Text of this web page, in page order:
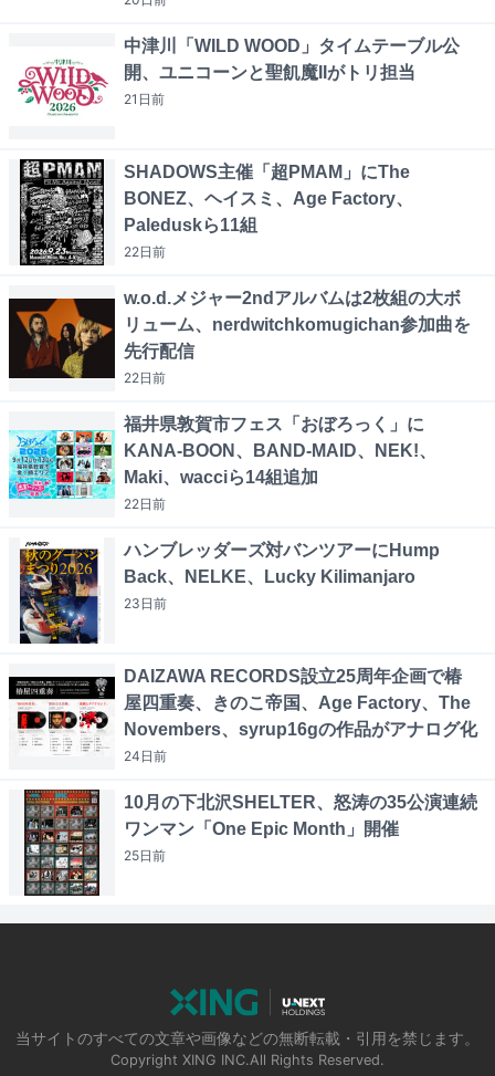
中津川「WILD WOOD」タイムテーブル公
開、ユニコーンと聖飢魔IIがトリ担当
21日前
SHADOWS主催「超PMAM」にThe
BONEZ、ヘイスミ、Age Factory、
Paleduskら11組
22日前
w.o.d.メジャー2ndアルバムは2枚組の大ボ
リューム、nerdwitchkomugichan参加曲を
先行配信
22日前
福井県敦賀市フェス「おぼろっく」に
KANA-BOON、BAND-MAID、NEK!、
Maki、wacciら14組追加
22日前
ハンブレッダーズ対バンツアーにHump
Back、NELKE、Lucky Kilimanjaro
23日前
DAIZAWA RECORDS設立25周年企画で椿
屋四重奏、きのこ帝国、Age Factory、The
Novembers、syrup16gの作品がアナログ化
24日前
10月の下北沢SHELTER、怒涛の35公演連続
ワンマン「One Epic Month」開催
25日前
当サイトのすべての文章や画像などの無断転載・引用を禁じます。
Copyright XING INC.All Rights Reserved.